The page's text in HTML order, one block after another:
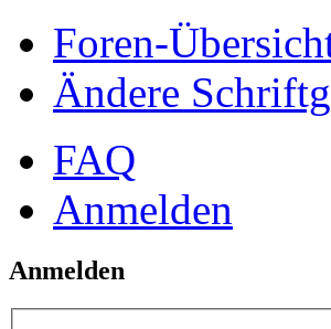
Foren-
Ändere
FAQ
Anmelden
Anmelden